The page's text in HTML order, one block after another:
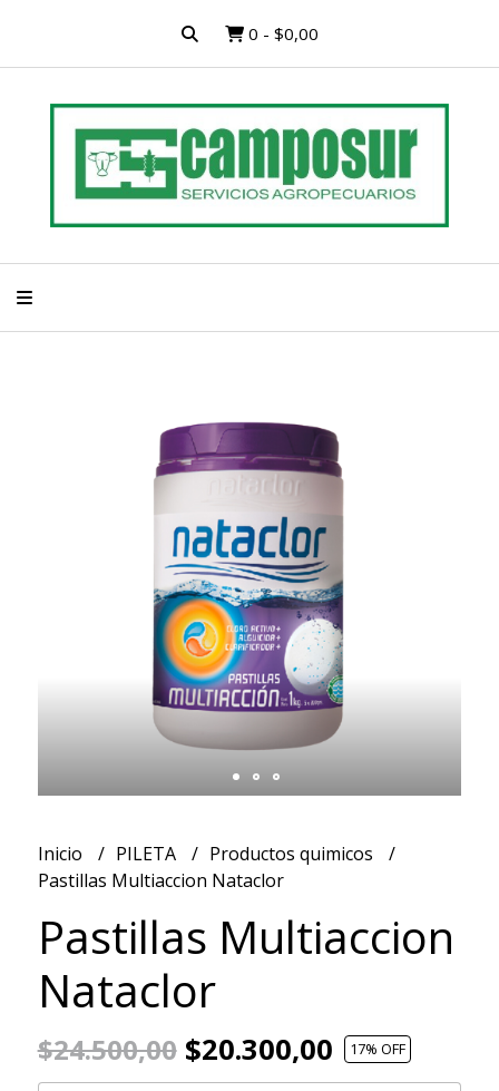
0 - $0,00
Inicio PILETA
Productos quimicos
Pastillas Multiaccion Nataclor
Pastillas Multiaccion
Nataclor
$24.500,00$20.300,00 17% OFF